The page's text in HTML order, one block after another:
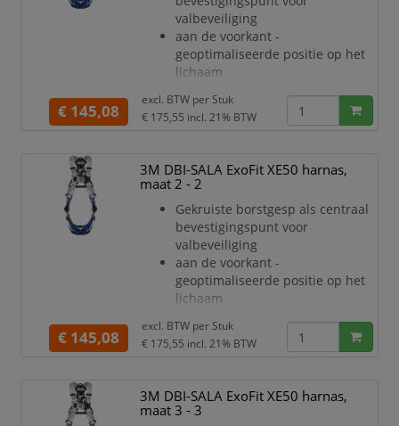
gebruiker gebalanceerd en
gecentreerd
te blijven tijdens
werkzaamheden
Praktisch parkeerpunt voor
vallijnen
valbeveiliging
aan de voorkant -
geoptimaliseerde positie op het
lichaam
een snelle, veilige en
comfortabele
Optionele comfort padding
verkrijgbaar als accessoire (apart
schoudervullingen zijn
ontworpen als een juk om
ongemakkelijk schuren in de nek
te verminderen
Met geïntegreerde pSRL-tunnel
kunt u
€ 145,08
excl. BTW per Stuk
€ 175,55 incl. 21% BTW
3M DBI-SALA ExoFit XE50 harnas,
maat 2 - 2
Gekruiste borstgesp als centraal
bevestigingspunt voor
valbeveiliging
aan de voorkant -
geoptimaliseerde positie op het
lichaam
een snelle, veilige en
comfortabele
Optionele comfort padding
verkrijgbaar als accessoire (apart
€ 145,08
excl. BTW per Stuk
€ 175,55 incl. 21% BTW
3M DBI-SALA ExoFit XE50 harnas,
maat 3 - 3